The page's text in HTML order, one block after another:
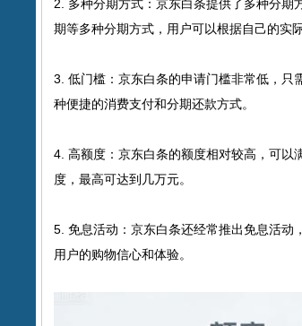
2. 多种分期方式：京东白条提供了多种分
期等多种分期方式，用户可以根据自己的实
3. 低门槛：京东白条的申请门槛非常低，只
种便捷的消费支付和分期还款方式。
4. 高额度：京东白条的额度相对较高，可以
度，最高可达到几万元。
5. 免息活动：京东白条还经常推出免息活动
用户的购物信心和体验。